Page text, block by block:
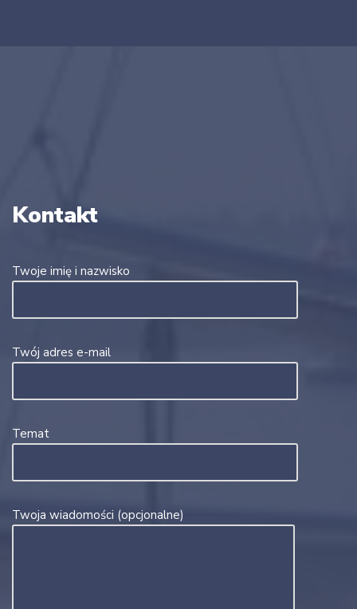
Kontakt
Twoje imię i nazwisko
Twój adres e-mail
Temat
Twoja wiadomości (opcjonalne)